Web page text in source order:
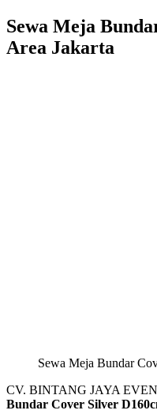
Sewa Meja
Area Jakarta
Sewa Meja Bundar
CV. BINTANG JAYA
Bundar Cover Silver